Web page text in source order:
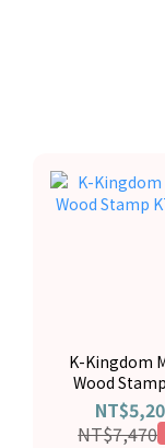
K-Kingdom
Wood
5041
NT$7,470